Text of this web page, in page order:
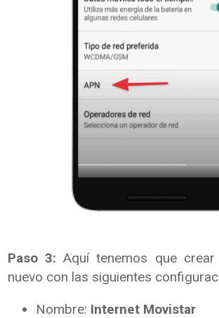
Paso 3:Aquí tenemos que
nuevo con las siguientes
Nombre: Internet Movistar